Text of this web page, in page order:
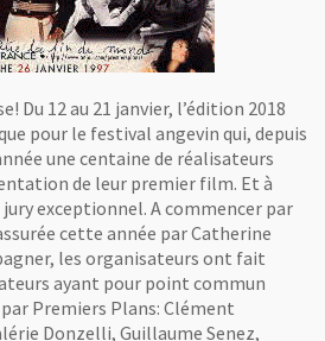
Du 12 au 21 janvier, l’édition 2018
pour le festival angevin qui, depuis
une centaine de réalisateurs
de leur premier film. Et à
exceptionnel. A commencer par
cette année par Catherine
les organisateurs ont fait
ayant pour point commun
Premiers Plans: Clément
Donzelli, Guillaume Senez,